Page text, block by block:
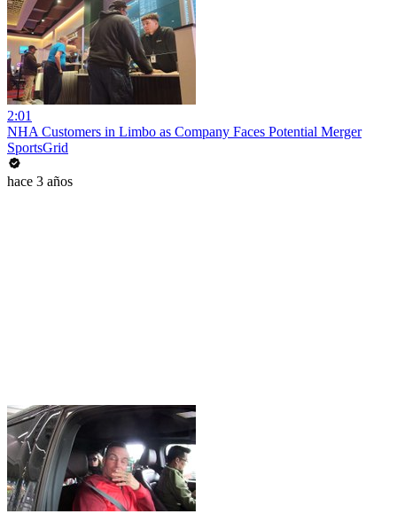
2:01
NHA Customers in Limbo as Company Faces Potential Merger
SportsGrid
hace 3 años